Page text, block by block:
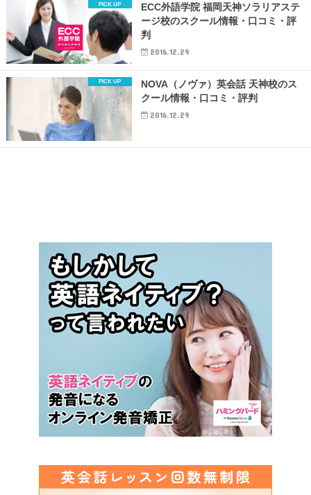
ECC外語学院 福岡天神ソラリアステ
ージ校のスクール情報・口コミ・評
判
2016.12.29
NOVA（ノヴァ）英会話 天神校のス
クール情報・口コミ・評判
2016.12.29